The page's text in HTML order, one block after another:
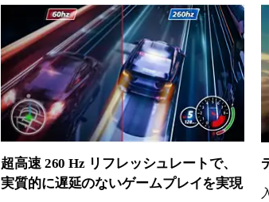
超高速 260 Hz リフレッシュレートで、
実質的に遅延のないゲームプレイを実現